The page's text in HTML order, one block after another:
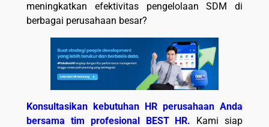
meningkatkan efektivitas pengelolaan SDM di
berbagai perusahaan besar?
Konsultasikan kebutuhan HR perusahaan Anda
bersama tim profesional BEST HR. Kami siap